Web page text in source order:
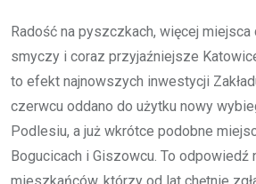
Radość na pyszczkach, więcej
smyczy i coraz przyjaźniejsze
to efekt najnowszych inwestycji
czerwcu oddano do użytku nowy
Podlesiu, a już wkrótce podobne
Bogucicach i Giszowcu. To odpowiedź
mieszkańców, którzy od lat chętnie